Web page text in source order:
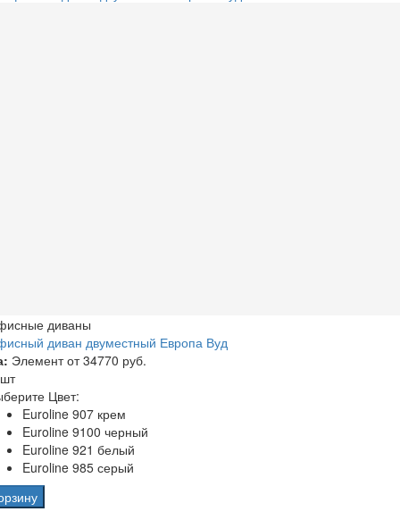
диваны
диван двуместный Европа Вуд
Элемент от 34770 руб.
Цвет:
Euroline 907 крем
Euroline 9100 черный
Euroline 921 белый
Euroline 985 серый